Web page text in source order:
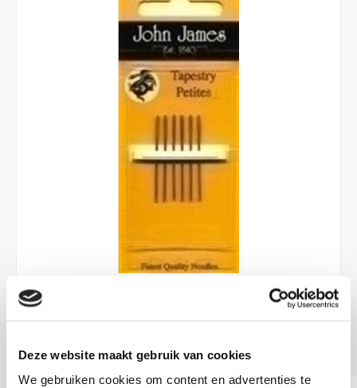
Deze website maakt gebruik van cookies
We gebruiken cookies om content en advertenties te
DIRECT LEVERBAAR